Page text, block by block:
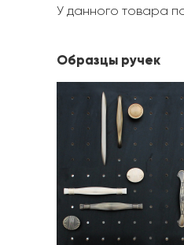
У данного товара
Образцы ручек